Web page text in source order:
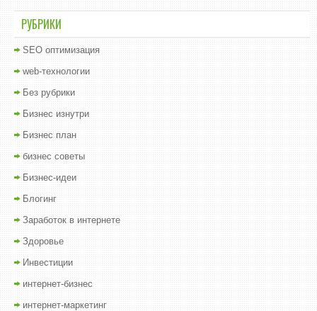
РУБРИКИ
SEO оптимизация
web-технологии
Без рубрики
Бизнес изнутри
Бизнес план
бизнес советы
Бизнес-идеи
Блогинг
Заработок в интернете
Здоровье
Инвестиции
интернет-бизнес
интернет-маркетинг